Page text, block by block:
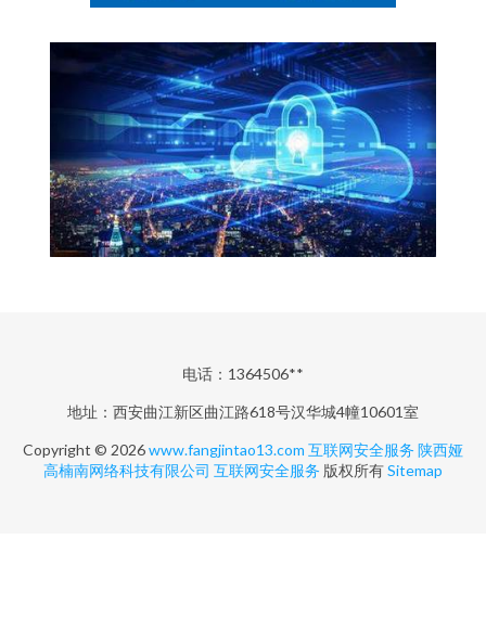
电话：1364506**
地址：西安曲江新区曲江路618号汉华城4幢10601室
Copyright © 2026www.fangjintao13.com 互联网安全服务 陕西娅
高楠南网络科技有限公司 互联网安全服务 版权所有Sitemap